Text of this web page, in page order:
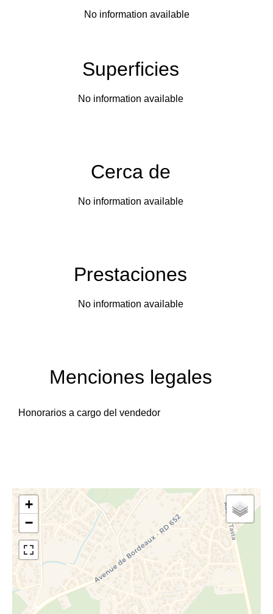
No information available
Superficies
No information available
Cerca de
No information available
Prestaciones
No information available
Menciones legales
Honorarios a cargo del vendedor
+
−